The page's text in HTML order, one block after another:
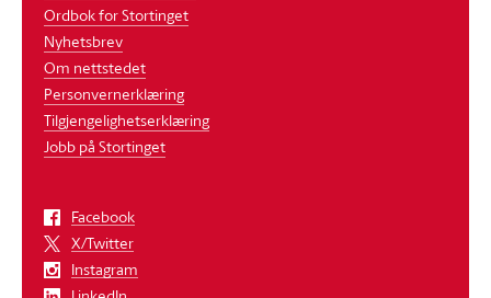
Ordbok for Stortinget
Nyhetsbrev
Om nettstedet
Personvernerklæring
Tilgjengelighetserklæring
Jobb på Stortinget
Facebook
X/Twitter
Instagram